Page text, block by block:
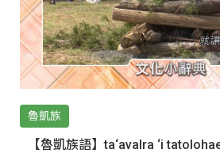
魯凱族
【魯凱族語】ta‘avalra ‘i